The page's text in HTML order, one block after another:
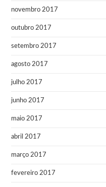
novembro 2017
outubro 2017
setembro 2017
agosto 2017
julho 2017
junho 2017
maio 2017
abril 2017
março 2017
fevereiro 2017